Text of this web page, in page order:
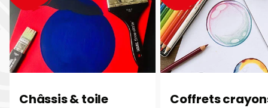
Châssis & toile Coffrets